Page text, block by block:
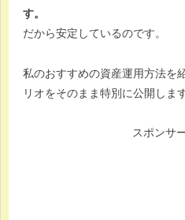
す。
だから安定しているのです。
私のおすすめの資産運用方法を
リオをそのまま特別に公開しま
スポンサ